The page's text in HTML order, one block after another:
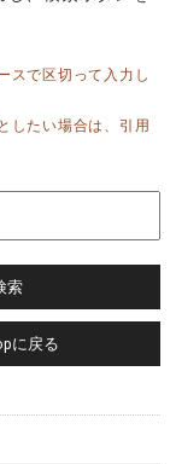
スで区切って入力し
したい場合は、引用